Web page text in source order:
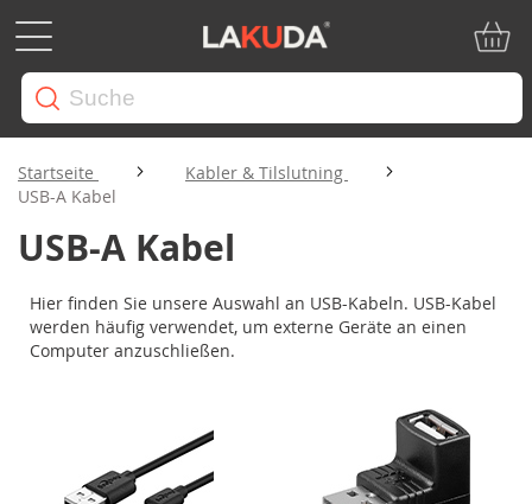
Startseite
Kabler & Tilslutning
USB-A Kabel
USB-A Kabel
Hier finden Sie unsere Auswahl an USB-Kabeln. USB-Kabel
werden häufig verwendet, um externe Geräte an einen
Computer anzuschließen.